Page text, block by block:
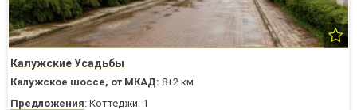
Калужские Усадьбы
Калужское шоссе, от МКАД: 8+2 км
Предложения: Коттеджи: 1